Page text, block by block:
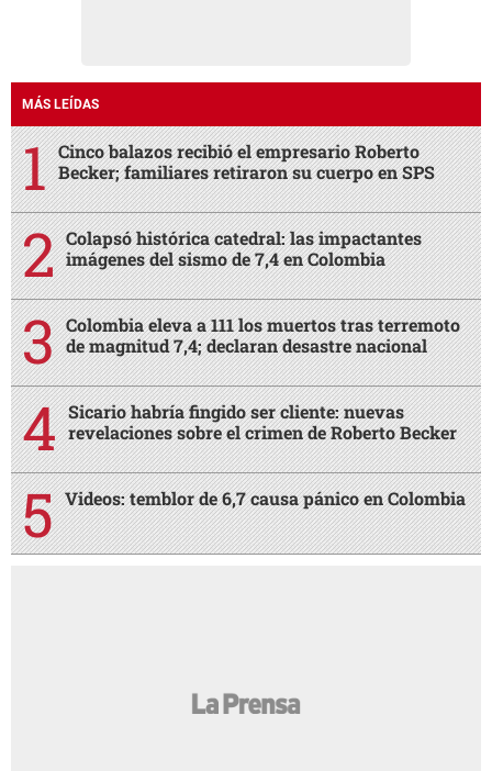
MÁS LEÍDAS
Cinco balazos recibió el empresario Roberto
Becker; familiares retiraron su cuerpo en SPS
Colapsó histórica catedral: las impactantes
imágenes del sismo de 7,4 en Colombia
Colombia eleva a 111 los muertos tras terremoto
de magnitud 7,4; declaran desastre nacional
Sicario habría fingido ser cliente: nuevas
revelaciones sobre el crimen de Roberto Becker
Videos: temblor de 6,7 causa pánico en Colombia